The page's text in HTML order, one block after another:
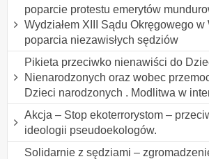
poparcie protestu emerytów
Wydziałem XIII Sądu Okręgowego w
poparcia niezawisłych sędziów
Pikieta przeciwko nienawiści do
Nienarodzonych oraz wobec
Dzieci narodzonych . Modlitwa w
Akcja – Stop ekoterrorystom –
ideologii pseudoekologów.
Solidarnie z sędziami –